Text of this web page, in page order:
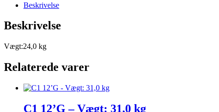
Beskrivelse
Beskrivelse
Vægt:24,0 kg
Relaterede varer
C1 12’G – Vægt: 31,0 kg